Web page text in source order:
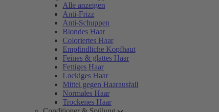
Alle anzeigen
Anti-Frizz
Anti-Schuppen
Blondes Haar
Coloriertes Haar
Empfindliche Kopfhaut
Feines & glattes Haar
Fettiges Haar
Lockiges Haar
Mittel gegen Haarausfall
Normales Haar
Trockenes Haar